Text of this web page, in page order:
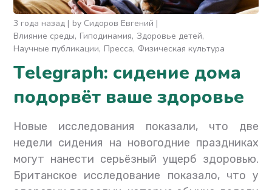
3 года назад by Сидоров Евгений
Влияние среды Гиподинамия Здоровье детей
Научные публикации Пресса Физическая культура
Тelegraph: сидение дома
подорвёт ваше здоровье
Новые исследования показали, что две
недели сидения на новогодние праздниках
могут нанести серьёзный ущерб здоровью.
Британское исследование показало, что у